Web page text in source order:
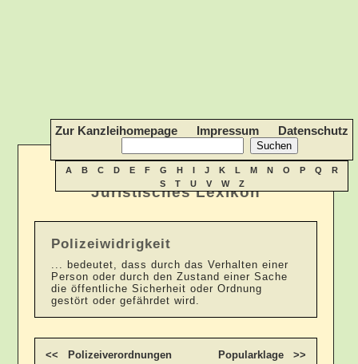
Juristisches Lexikon
Zur Kanzleihomepage Impressum Datenschutz
A B C D E F G H I J K L M N O P Q
R
S
T U V W Z
Polizeiwidrigkeit
... bedeutet, dass durch das Verhalten einer
Person oder durch den Zustand einer Sache
die öffentliche Sicherheit oder Ordnung
gestört oder gefährdet wird.
<< Polizeiverordnungen Popularklage >>